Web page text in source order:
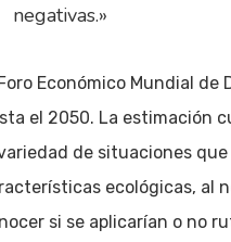
negativas.»
Económico Mundial
el 2050. La estimación
de situaciones
ecológicas, al
si se aplicarían o no